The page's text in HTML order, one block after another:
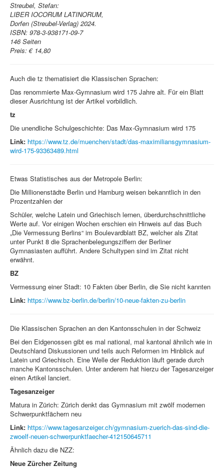
Streubel, Stefan:
LIBER IOCORUM LATINORUM,
Dorfen (Streubel-Verlag) 2024.
ISBN: 978-3-938171-09-7
146 Seiten
Preis: € 14,80
Auch die tz thematisiert die Klassischen Sprachen:
Das renommierte Max-Gymnasium wird 175 Jahre alt. Für ein Blatt
dieser Ausrichtung ist der Artikel vorbildlich.
tz
Die unendliche Schulgeschichte: Das Max-Gymnasium wird 175
Link: https://www.tz.de/muenchen/stadt/das-maximiliansgymnasium-
wird-175-93363489.html
Etwas Statistisches aus der Metropole Berlin:
Die Millionenstädte Berlin und Hamburg weisen bekanntlich in den
Prozentzahlen der
Schüler, welche Latein und Griechisch lernen, überdurchschnittliche
Werte auf. Vor einigen Wochen erschien ein Hinweis auf das Buch
„Die Vermessung Berlins“ im Boulevardblatt BZ, welcher als Zitat
unter Punkt 8 die Sprachenbelegungsziffern der Berliner
Gymnasiasten aufführt. Andere Schultypen sind im Zitat nicht
erwähnt.
BZ
Vermessung einer Stadt: 10 Fakten über Berlin, die Sie nicht kannten
Link: https://www.bz-berlin.de/berlin/10-neue-fakten-zu-berlin
Die Klassischen Sprachen an den Kantonsschulen in der Schweiz
Bei den Eidgenossen gibt es mal national, mal kantonal ähnlich wie in
Deutschland Diskussionen und teils auch Reformen im Hinblick auf
Latein und Griechisch. Eine Welle der Reduktion läuft gerade durch
manche Kantonsschulen. Unter anderem hat hierzu der Tagesanzeiger
einen Artikel lanciert.
Tagesanzeiger
Matura in Zürich: Zürich denkt das Gymnasium mit zwölf modernen
Schwer­punkt­fächern neu
Link: https://www.tagesanzeiger.ch/gymnasium-zuerich-das-sind-die-
zwoelf-neuen-schwerpunktfaecher-412150645711
Ähnlich dazu die NZZ:
Neue Zürcher Zeitung